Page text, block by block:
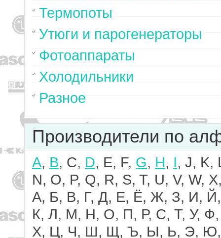
Термопоты
Утюги и парогенераторы
Фотоаппараты
Холодильники
Разное
Производители по
A, B, C, D, E, F, G, H, I, J, K,
N, O, P, Q, R, S, T, U, V, W,
А, Б, В, Г, Д, Е, Ё, Ж, З, И, Й,
К, Л, М, Н, О, П, Р, С, Т, У, Ф,
Х, Ц, Ч, Ш, Щ, Ъ, Ы, Ь, Э,